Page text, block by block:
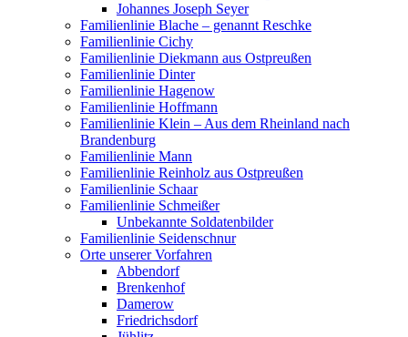
Johannes Joseph Seyer
Familienlinie Blache – genannt Reschke
Familienlinie Cichy
Familienlinie Diekmann aus Ostpreußen
Familienlinie Dinter
Familienlinie Hagenow
Familienlinie Hoffmann
Familienlinie Klein – Aus dem Rheinland nach
Brandenburg
Familienlinie Mann
Familienlinie Reinholz aus Ostpreußen
Familienlinie Schaar
Familienlinie Schmeißer
Unbekannte Soldatenbilder
Familienlinie Seidenschnur
Orte unserer Vorfahren
Abbendorf
Brenkenhof
Damerow
Friedrichsdorf